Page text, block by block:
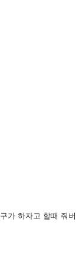
가 하자고 할때 줘